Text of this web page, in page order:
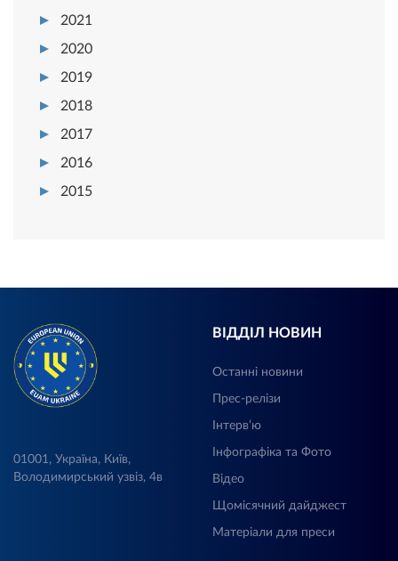
2021
2020
2019
2018
2017
2016
2015
01001, Україна, Київ,
Володимирський узвіз, 4в
ВІДДІЛ НОВИН
Останні новини
Прес-релізи
Інтерв’ю
Інфографіка та Фото
Відео
Щомісячний дайджест
Матеріали для преси